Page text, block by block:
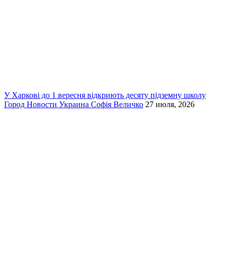
У Харкові до 1 вересня відкриють десяту підземну школу
Город Новости Украина Софія Величко 27 июля, 2026